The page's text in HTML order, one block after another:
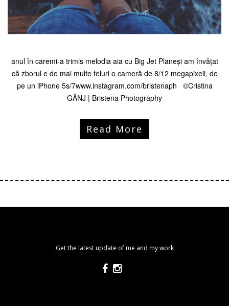
anul în caremi-a trimis melodia aia cu Big Jet Planeși am învățat
că zborul e de mai multe feluri o cameră de 8/12 megapixeli, de
pe un iPhone 5s/7www.instagram.com/bristenaph ©Cristina
GÂNJ | Bristena Photography
Read More
Get the latest update of me and my work